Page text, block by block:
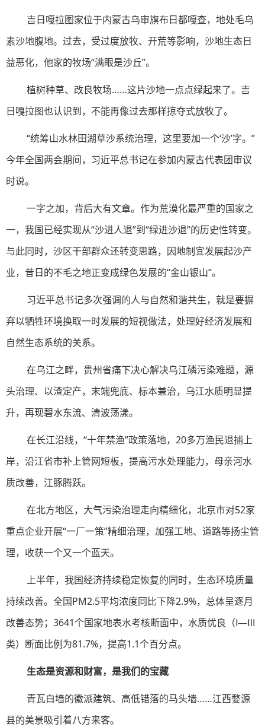
吉日嘎拉图家位于内蒙古乌审旗布日都嘎查，地处毛乌
素沙地腹地。过去，受过度放牧、开荒等影响，沙地生态日
益恶化，他家的牧场“满眼是沙丘”。
植树种草、改良牧场……这片沙地一点点绿起来了。吉
日嘎拉图也认识到，不能再像过去那样掠夺式放牧了。
“统筹山水林田湖草沙系统治理，这里要加一个‘沙’字。”
今年全国两会期间，习近平总书记在参加内蒙古代表团审议
时说。
一字之加，背后大有文章。作为荒漠化最严重的国家之
一，我国已经实现从“沙进人退”到“绿进沙退”的历史性转变。
与此同时，沙区干部群众还转变思路，因地制宜发展起沙产
业，昔日的不毛之地正变成绿色发展的“金山银山”。
习近平总书记多次强调的人与自然和谐共生，就是要摒
弃以牺牲环境换取一时发展的短视做法，处理好经济发展和
自然生态系统的关系。
在乌江之畔，贵州省痛下决心解决乌江磷污染难题，源
头治理、以渣定产，末端兜底、标本兼治，乌江水质明显提
升，再现碧水东流、清波荡漾。
在长江沿线，“十年禁渔”政策落地，20多万渔民退捕上
岸，沿江省市补上管网短板，提高污水处理能力，母亲河水
质改善，江豚腾跃。
在北方地区，大气污染治理走向精细化，北京市对52家
重点企业开展“一厂一策”精细治理，加强工地、道路等扬尘管
理，收获一个又一个蓝天。
上半年，我国经济持续稳定恢复的同时，生态环境质量
持续改善。全国PM2.5平均浓度同比下降2.9%，总体呈逐月
改善态势；3641个国家地表水考核断面中，水质优良（Ⅰ—Ⅲ
类）断面比例为81.7%，提高1.1个百分点。
生态是资源和财富，是我们的宝藏
青瓦白墙的徽派建筑、高低错落的马头墙……江西婺源
县的美景吸引着八方来客。